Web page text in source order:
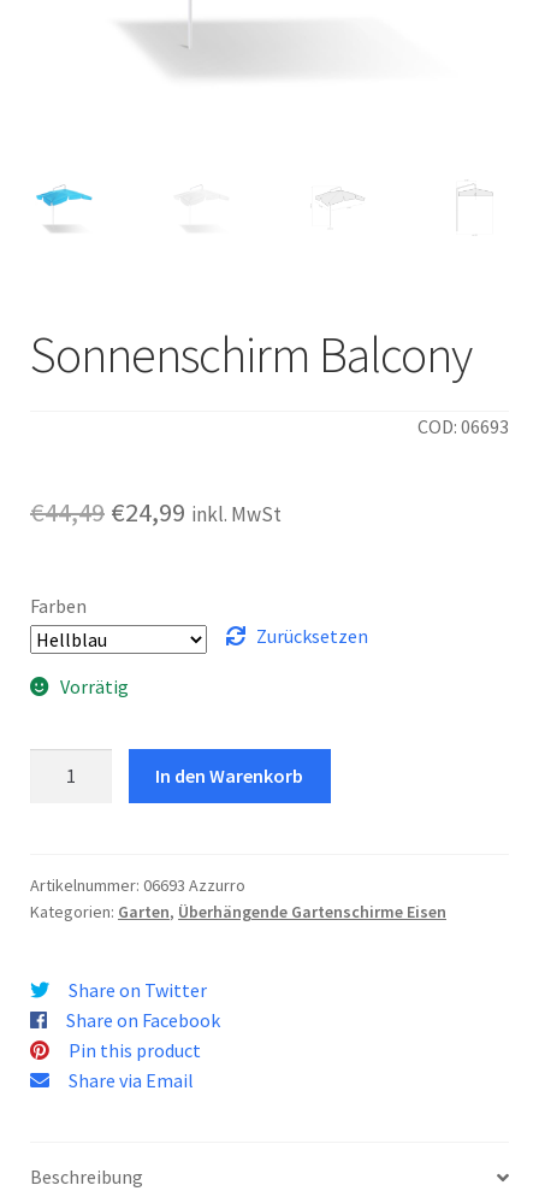
Sonnenschirm Balcony
COD: 06693
€44,49 Ursprünglicher
€24,99 Aktueller
€24,99.
inkl. MwSt
Farben
Zurücksetzen
Vorrätig
In den Warenkorb
Artikelnummer: 06693 Azzurro
Kategorien: Garten, Überhängende Gartenschirme Eisen
Share on Twitter
Share on Facebook
Pin this product
Share via Email
Beschreibung